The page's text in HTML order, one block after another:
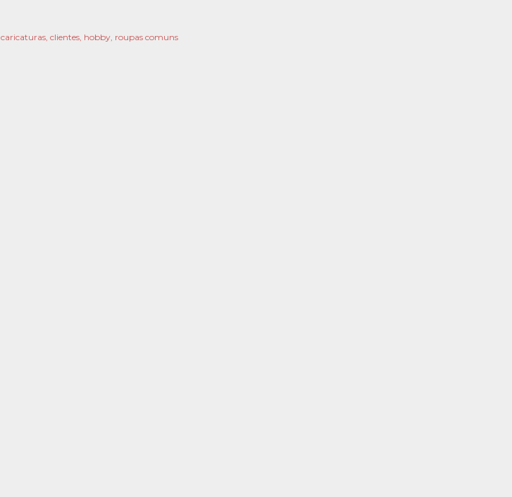
caricaturas clientes hobby roupas comuns